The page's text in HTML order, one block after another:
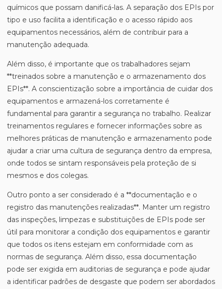
químicos que possam danificá-las. A separação dos EPIs por
tipo e uso facilita a identificação e o acesso rápido aos
equipamentos necessários, além de contribuir para a
manutenção adequada.
Além disso, é importante que os trabalhadores sejam
**treinados sobre a manutenção e o armazenamento dos
EPIs**. A conscientização sobre a importância de cuidar dos
equipamentos e armazená-los corretamente é
fundamental para garantir a segurança no trabalho. Realizar
treinamentos regulares e fornecer informações sobre as
melhores práticas de manutenção e armazenamento pode
ajudar a criar uma cultura de segurança dentro da empresa,
onde todos se sintam responsáveis pela proteção de si
mesmos e dos colegas.
Outro ponto a ser considerado é a **documentação e o
registro das manutenções realizadas**. Manter um registro
das inspeções, limpezas e substituições de EPIs pode ser
útil para monitorar a condição dos equipamentos e garantir
que todos os itens estejam em conformidade com as
normas de segurança. Além disso, essa documentação
pode ser exigida em auditorias de segurança e pode ajudar
a identificar padrões de desgaste que podem ser abordados